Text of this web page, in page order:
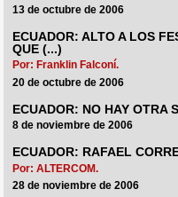
13 de octubre de 2006
ECUADOR: ALTO A LOS
QUE (...)
Por: Franklin Falconí.
20 de octubre de 2006
ECUADOR: NO HAY OTRA
8 de noviembre de 2006
ECUADOR: RAFAEL
Por: ALTERCOM.
28 de noviembre de 2006